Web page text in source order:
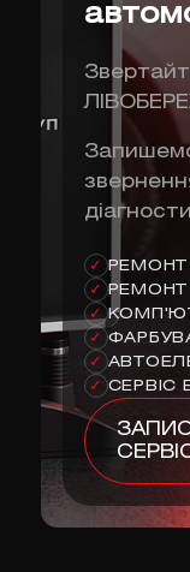
✓ РЕМОНТ
✓ РЕМОНТ
✓
✓
✓
✓ СЕРВІС